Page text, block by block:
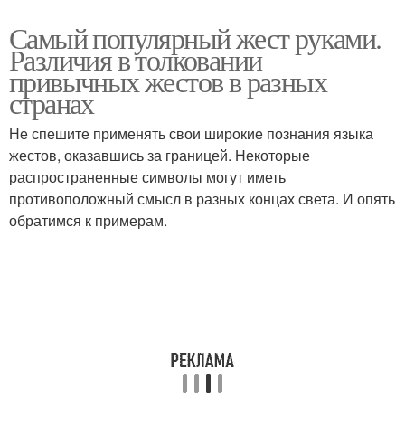
Самый популярный жест руками.
Различия в толковании
привычных жестов в разных
странах
Не спешите применять свои широкие познания языка
жестов, оказавшись за границей. Некоторые
распространенные символы могут иметь
противоположный смысл в разных концах света. И опять
обратимся к примерам.